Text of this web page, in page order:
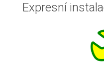
Expresní